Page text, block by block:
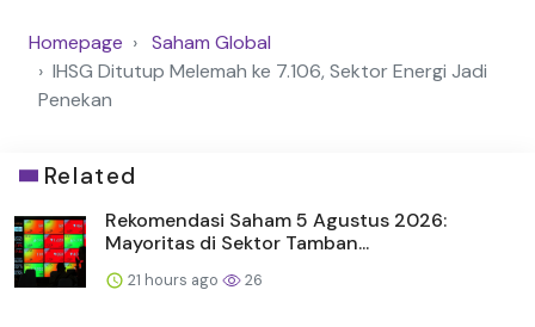
Homepage
Saham Global
IHSG Ditutup Melemah ke 7.106, Sektor Energi Jadi
Penekan
Related
Rekomendasi Saham 5 Agustus 2026:
Mayoritas di Sektor Tamban...
21 hours ago 26